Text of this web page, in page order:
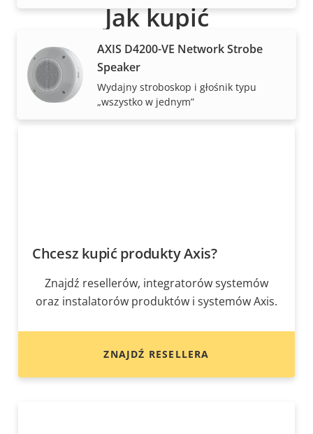
AXIS D4200-VE Network Strobe
Speaker
Wydajny stroboskop i głośnik typu
„wszystko w jednym”
Jak kupić
Rozwiązania i indywidualne produkty Axis są
sprzedawane i fachowo instalowane przez naszych
zaufanych partnerów.
Chcesz kupić produkty Axis?
Znajdź resellerów, integratorów systemów
oraz instalatorów produktów i systemów Axis.
ZNAJDŹ RESELLERA